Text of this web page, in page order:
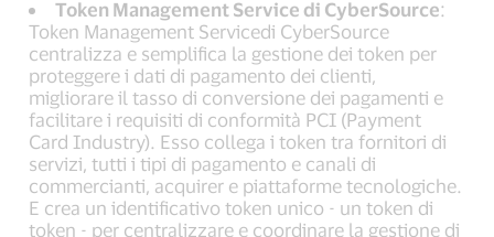
Token Management Service di CyberSource:
Token Management Servicedi CyberSource
centralizza e semplifica la gestione dei token per
proteggere i dati di pagamento dei clienti,
migliorare il tasso di conversione dei pagamenti e
facilitare i requisiti di conformità PCI (Payment
Card Industry). Esso collega i token tra fornitori di
servizi, tutti i tipi di pagamento e canali di
commercianti, acquirer e piattaforme tecnologiche.
E crea un identificativo token unico - un token di
token - per centralizzare e coordinare la gestione di